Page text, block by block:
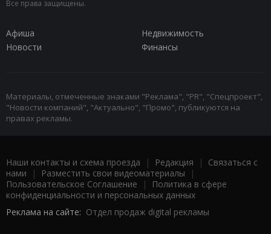
Все права защищены.
Афиша
Недвижимость
Новости
Финансы
Материалы, отмеченные знаками "Реклама", "PR", "Спецпроект",
"Новости компаний", "Актуально", "Промо", публикуются на
правах рекламы.
Наши контакты и схема проезда | Редакция | Связаться с
нами | Разместить свои видеоматериалы |
Пользовательское Соглашение |
Политика в сфере
конфиденциальности и персональных данных
Реклама на сайте: Отдел продаж digital рекламы